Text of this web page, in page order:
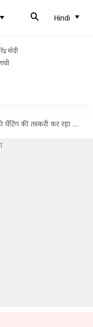
Hindi
मोदी
कर रहा था शख्स, लगा 414 करोड़ रुपये का जुर्माना